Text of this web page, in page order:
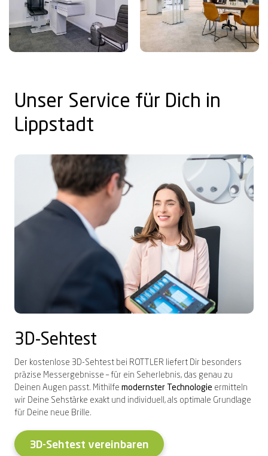
Unser Service für Dich in
Lippstadt
3D-Sehtest
Der kostenlose 3D-Sehtest bei ROTTLER liefert Dir besonders
präzise Messergebnisse – für ein Seherlebnis, das genau zu
Deinen Augen passt. Mithilfe modernster Technologie ermitteln
wir Deine Sehstärke exakt und individuell, als optimale Grundlage
für Deine neue Brille.
3D-Sehtest vereinbaren